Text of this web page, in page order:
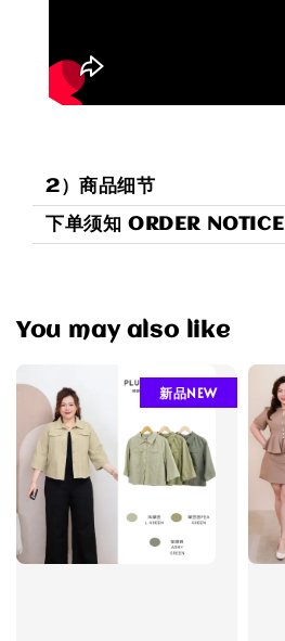
2）商品细节
下单须知 ORDER NOTICE
You may also like
新品NEW